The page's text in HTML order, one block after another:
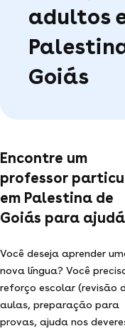
adultos
Goiás
Encontre um
professor
em Palestina de
Goiás para
Você deseja aprender
nova língua? Você
reforço escolar (revisão
aulas, preparação para
provas, ajuda nos